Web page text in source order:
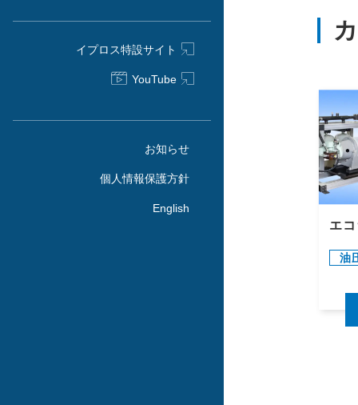
イプロス特設サイト
YouTube
お知らせ
個人情報保護方針
English
エ
油